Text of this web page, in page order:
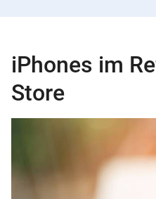
iPhones im
Store